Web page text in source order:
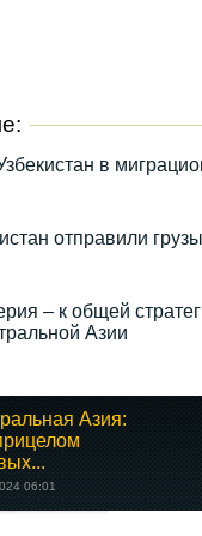
в
отправили
– к общей
Азии
Азия:
06:01